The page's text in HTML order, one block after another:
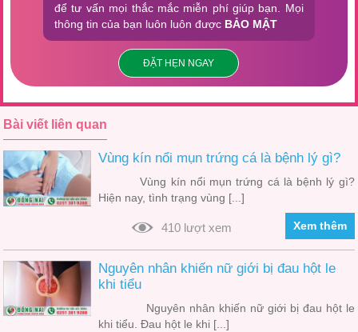
để tư vấn mọi thắc mắc miễn phí giúp bạn. Mọi
thông tin của bạn luôn luôn được BẢO MẬT
ĐẶT HẸN NGAY
Bài viết liên quan
Vùng kín nổi mụn trứng cá là bệnh lý gì?
Vùng kín nổi mụn trứng cá là bệnh lý gì?
Hiện nay, tình trạng vùng [...]
410 lượt xem Xem thêm
Nguyên nhân khiến nữ giới bị đau hột le
khi tiểu
Nguyên nhân khiến nữ giới bị đau hột le
khi tiểu. Đau hột le khi [...]